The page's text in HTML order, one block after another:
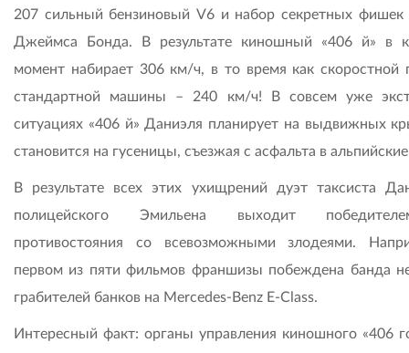
207 сильный бензиновый V6 и набор секретных фишек
Джеймса Бонда. В результате киношный «406 й» в
момент набирает 306 км/ч, в то время как скоростной
стандартной машины – 240 км/ч! В совсем уже
ситуациях «406 й» Даниэля планирует на выдвижных
становится на гусеницы, съезжая с асфальта в альпийские
В результате всех этих ухищрений дуэт таксиста
полицейского Эмильена выходит
противостояния со всевозможными злодеями.
первом из пяти фильмов франшизы побеждена банда
грабителей банков на Mercedes-Benz E-Сlass.
Интересный факт: органы управления киношного «406